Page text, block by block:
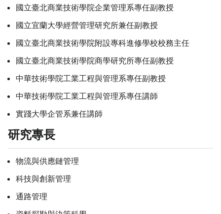
國立臺北商業技術學院企業管理系專任副教授
國立宜蘭大學經營管理研究所兼任副教授
國立臺北商業技術學院附設專科進修學校校務主任
國立臺北商業技術學院商學研究所專任副教授
中華技術學院工業工程與管理系專任副教授
中華技術學院工業工程與管理系專任講師
實踐大學企管系兼任講師
研究專長
物流與供應鏈管理
科技與創新管理
通路管理